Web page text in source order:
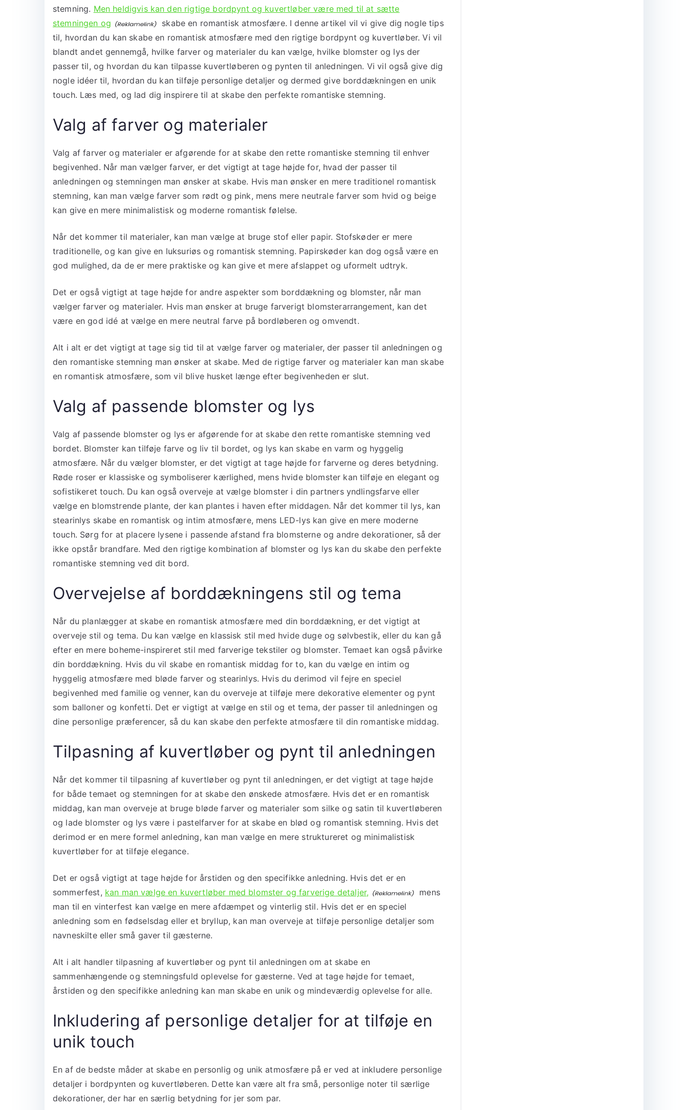
stemning. Men heldigvis kan den rigtige bordpynt og kuvertløber være med til at sætte
stemningen og
skabe en romantisk atmosfære. I denne artikel vil vi give dig nogle tips
til, hvordan du kan skabe en romantisk atmosfære med den rigtige bordpynt og kuvertløber. Vi vil
blandt andet gennemgå, hvilke farver og materialer du kan vælge, hvilke blomster og lys der
passer til, og hvordan du kan tilpasse kuvertløberen og pynten til anledningen. Vi vil også give dig
nogle idéer til, hvordan du kan tilføje personlige detaljer og dermed give borddækningen en unik
touch. Læs med, og lad dig inspirere til at skabe den perfekte romantiske stemning.
Valg af farver og materialer
Valg af farver og materialer er afgørende for at skabe den rette romantiske stemning til enhver
begivenhed. Når man vælger farver, er det vigtigt at tage højde for, hvad der passer til
anledningen og stemningen man ønsker at skabe. Hvis man ønsker en mere traditionel romantisk
stemning, kan man vælge farver som rødt og pink, mens mere neutrale farver som hvid og beige
kan give en mere minimalistisk og moderne romantisk følelse.
Når det kommer til materialer, kan man vælge at bruge stof eller papir. Stofskøder er mere
traditionelle, og kan give en luksuriøs og romantisk stemning. Papirskøder kan dog også være en
god mulighed, da de er mere praktiske og kan give et mere afslappet og uformelt udtryk.
Det er også vigtigt at tage højde for andre aspekter som borddækning og blomster, når man
vælger farver og materialer. Hvis man ønsker at bruge farverigt blomsterarrangement, kan det
være en god idé at vælge en mere neutral farve på bordløberen og omvendt.
Alt i alt er det vigtigt at tage sig tid til at vælge farver og materialer, der passer til anledningen og
den romantiske stemning man ønsker at skabe. Med de rigtige farver og materialer kan man skabe
en romantisk atmosfære, som vil blive husket længe efter begivenheden er slut.
Valg af passende blomster og lys
Valg af passende blomster og lys er afgørende for at skabe den rette romantiske stemning ved
bordet. Blomster kan tilføje farve og liv til bordet, og lys kan skabe en varm og hyggelig
atmosfære. Når du vælger blomster, er det vigtigt at tage højde for farverne og deres betydning.
Røde roser er klassiske og symboliserer kærlighed, mens hvide blomster kan tilføje en elegant og
sofistikeret touch. Du kan også overveje at vælge blomster i din partners yndlingsfarve eller
vælge en blomstrende plante, der kan plantes i haven efter middagen. Når det kommer til lys, kan
stearinlys skabe en romantisk og intim atmosfære, mens LED-lys kan give en mere moderne
touch. Sørg for at placere lysene i passende afstand fra blomsterne og andre dekorationer, så der
ikke opstår brandfare. Med den rigtige kombination af blomster og lys kan du skabe den perfekte
romantiske stemning ved dit bord.
Overvejelse af borddækningens stil og tema
Når du planlægger at skabe en romantisk atmosfære med din borddækning, er det vigtigt at
overveje stil og tema. Du kan vælge en klassisk stil med hvide duge og sølvbestik, eller du kan gå
efter en mere boheme-inspireret stil med farverige tekstiler og blomster. Temaet kan også påvirke
din borddækning. Hvis du vil skabe en romantisk middag for to, kan du vælge en intim og
hyggelig atmosfære med bløde farver og stearinlys. Hvis du derimod vil fejre en speciel
begivenhed med familie og venner, kan du overveje at tilføje mere dekorative elementer og pynt
som balloner og konfetti. Det er vigtigt at vælge en stil og et tema, der passer til anledningen og
dine personlige præferencer, så du kan skabe den perfekte atmosfære til din romantiske middag.
Tilpasning af kuvertløber og pynt til anledningen
Når det kommer til tilpasning af kuvertløber og pynt til anledningen, er det vigtigt at tage højde
for både temaet og stemningen for at skabe den ønskede atmosfære. Hvis det er en romantisk
middag, kan man overveje at bruge bløde farver og materialer som silke og satin til kuvertløberen
og lade blomster og lys være i pastelfarver for at skabe en blød og romantisk stemning. Hvis det
derimod er en mere formel anledning, kan man vælge en mere struktureret og minimalistisk
kuvertløber for at tilføje elegance.
Det er også vigtigt at tage højde for årstiden og den specifikke anledning. Hvis det er en
sommerfest, kan man vælge en kuvertløber med blomster og farverige detaljer,
mens
man til en vinterfest kan vælge en mere afdæmpet og vinterlig stil. Hvis det er en speciel
anledning som en fødselsdag eller et bryllup, kan man overveje at tilføje personlige detaljer som
navneskilte eller små gaver til gæsterne.
Alt i alt handler tilpasning af kuvertløber og pynt til anledningen om at skabe en
sammenhængende og stemningsfuld oplevelse for gæsterne. Ved at tage højde for temaet,
årstiden og den specifikke anledning kan man skabe en unik og mindeværdig oplevelse for alle.
Inkludering af personlige detaljer for at tilføje en
unik touch
En af de bedste måder at skabe en personlig og unik atmosfære på er ved at inkludere personlige
detaljer i bordpynten og kuvertløberen. Dette kan være alt fra små, personlige noter til særlige
dekorationer, der har en særlig betydning for jer som par.